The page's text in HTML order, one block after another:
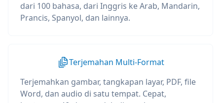
dari 100 bahasa, dari Inggris ke Arab, Mandarin,
Prancis, Spanyol, dan lainnya.
Terjemahan Multi-Format
Terjemahkan gambar, tangkapan layar, PDF, file
Word, dan audio di satu tempat. Cepat,